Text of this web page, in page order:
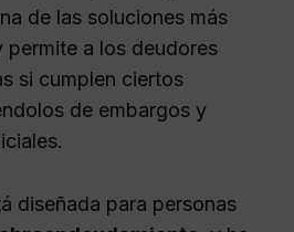
de las soluciones más
permite a los deudores
si cumplen ciertos
de embargos y
diseñada para personas